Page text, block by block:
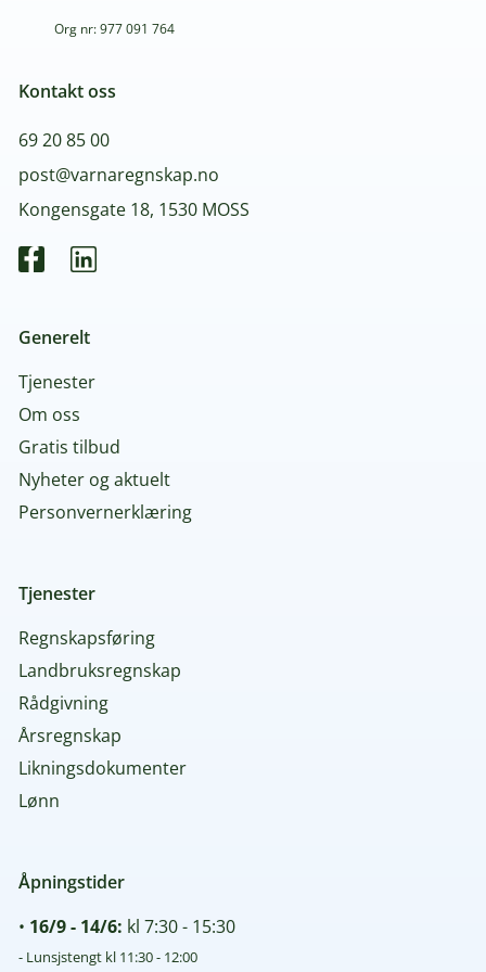
Org nr: 977 091 764
Kontakt oss
69 20 85 00
post@varnaregnskap.no
Kongensgate 18, 1530 MOSS
Generelt
Tjenester
Om oss
Gratis tilbud
Nyheter og aktuelt
Personvernerklæring
Tjenester
Regnskapsføring
Landbruksregnskap
Rådgivning
Årsregnskap
Likningsdokumenter
Lønn
Åpningstider
• 16/9 - 14/6: kl 7:30 - 15:30
- Lunsjstengt kl 11:30 - 12:00